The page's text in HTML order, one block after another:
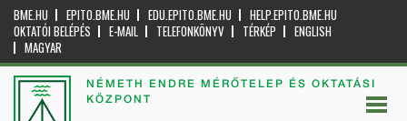
BME.HU EPITO.BME.HU EDU.EPITO.BME.HU
HELP.EPITO.BME.HU
OKTATÓI BELÉPÉS
E-MAIL TELEFONKÖNYV TÉRKÉP
ENGLISH
MAGYAR
NÉMETH ENDRE MÉRŐTELEP ÉS OKTATÁSI
KÖZPONT